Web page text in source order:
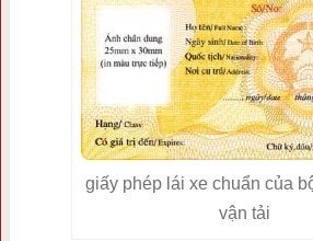
giấy phép lái xe chuẩn của
vận tải